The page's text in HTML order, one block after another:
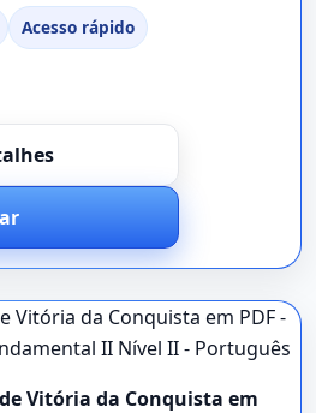
Acesso rápido
Vitória da Conquista em